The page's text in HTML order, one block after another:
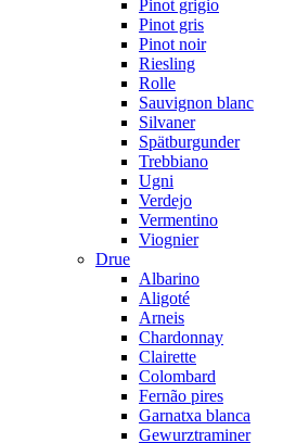
Pinot grigio
Pinot gris
Pinot noir
Riesling
Rolle
Sauvignon blanc
Silvaner
Spätburgunder
Trebbiano
Ugni
Verdejo
Vermentino
Viognier
Drue
Albarino
Aligoté
Arneis
Chardonnay
Clairette
Colombard
Fernão pires
Garnatxa blanca
Gewurztraminer